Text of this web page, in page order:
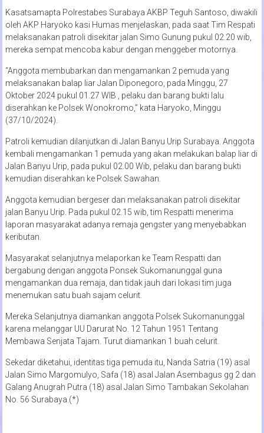
Kasatsamapta Polrestabes Surabaya AKBP Teguh Santoso, diwakili
oleh AKP Haryoko kasi Humas menjelaskan, pada saat Tim Respati
melaksanakan patroli disekitar jalan Simo Gunung pukul 02.20 wib,
mereka sempat mencoba kabur dengan menggeber motornya.
“Anggota membubarkan dan mengamankan 2 pemuda yang
melaksanakan balap liar Jalan Diponegoro, pada Minggu, 27
Oktober 2024 pukul 01.27 WIB , pelaku dan barang bukti lalu
diserahkan ke Polsek Wonokromo,” kata Haryoko, Minggu
(37/10/2024).
Patroli kemudian dilanjutkan di Jalan Banyu Urip Surabaya. Anggota
kembali mengamankan 1 pemuda yang akan melakukan balap liar di
Jalan Banyu Urip, pada pukul 02.00 Wib, pelaku dan barang bukti
kemudian diserahkan ke Polsek Sawahan.
Anggota kemudian bergeser dan melaksanakan patroli disekitar
jalan Banyu Urip. Pada pukul 02.15 wib, tim Respatti menerima
laporan masyarakat adanya remaja gengster yang menyebabkan
keributan.
Masyarakat selanjutnya melaporkan ke Team Respatti dan
bergabung dengan anggota Ponsek Sukomanunggal guna
mengamankan dua remaja, dan tidak jauh dari lokasi tim juga
menemukan satu buah sajam celurit.
Mereka Selanjutnya diamankan anggota Polsek Sukomanunggal
karena melanggar UU Darurat No. 12 Tahun 1951 Tentang
Membawa Senjata Tajam. Turut diamankan 1 buah celurit.
Sekedar diketahui, identitas tiga pemuda itu, Nanda Satria (19) asal
Jalan Simo Margomulyo, Safa (18) asal Jalan Asembagus gg 2 dan
Galang Anugrah Putra (18) asal Jalan Simo Tambakan Sekolahan
No. 56 Surabaya.(*)